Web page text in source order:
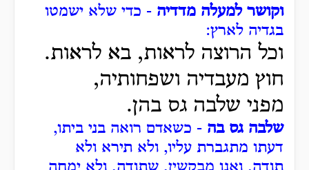
וקושר למעלה מדדיה - כדי שלא ישמטו
בגדיה לארץ:
וכל הרוצה לראות, בא לראות.
חוץ מעבדיה ושפחותיה,
מפני שלבה גס בהן.
שלבה גס בה - כשאדם רואה בני ביתו,
דעתו מתגברת עליו, ולא תירא ולא